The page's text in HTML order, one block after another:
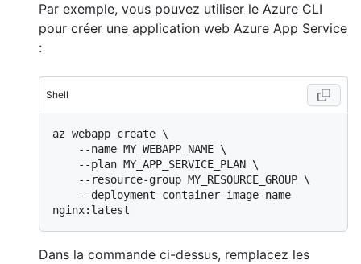
Par exemple, vous pouvez utiliser le Azure CLI
pour créer une application web Azure App Service
:
Shell
az webapp create \
Dans la commande ci-dessus, remplacez les